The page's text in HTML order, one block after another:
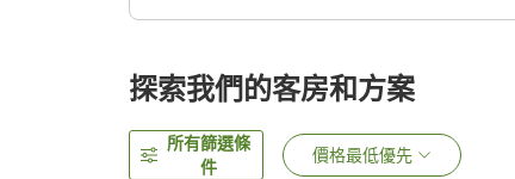
探索我們的客房和方案
所有篩選條
件
價格最低優先